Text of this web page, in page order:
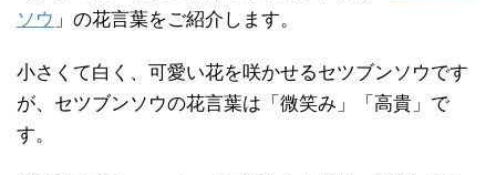
ソウ 」の花言葉をご紹介します。
小さくて白く、可愛い花を咲かせるセツブンソウです
が、セツブンソウの花言葉は「微笑み」「高貴」で
す。